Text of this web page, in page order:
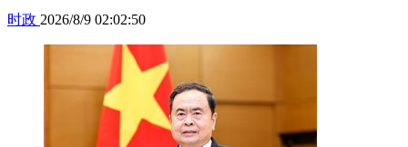
时政 2026/8/9 02:02:50